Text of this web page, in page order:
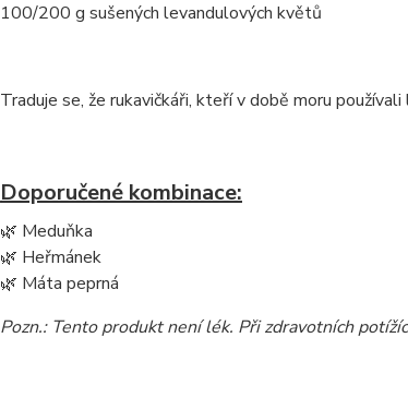
100/200 g sušených levandulových květů
Traduje se, že rukavičkáři, kteří v době moru
Doporučené kombinace:
🌿 Meduňka
🌿 Heřmánek
🌿 Máta peprná
Pozn.: Tento produkt není lék. Při zdravotních